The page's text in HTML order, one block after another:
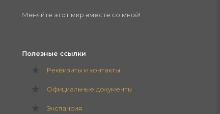
Меняйте этот мир вместе со мной!
Полезные ссылки
Реквизиты и контакты
Официальные документы
Экспансия